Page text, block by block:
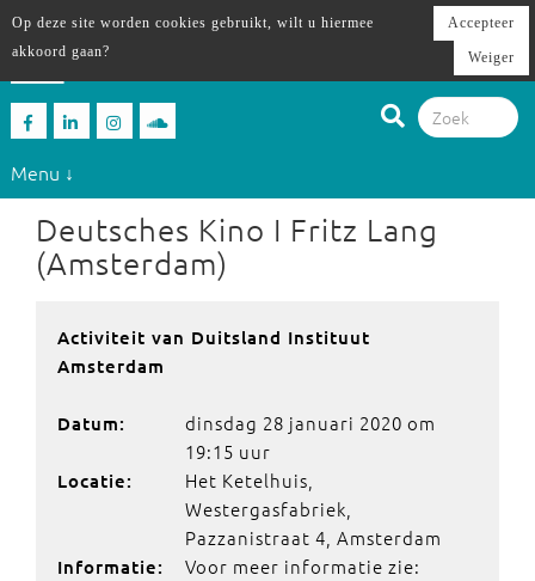
Menu ↓
Deutsches Kino I Fritz Lang
(Amsterdam)
Activiteit van Duitsland Instituut
Amsterdam
Datum:
dinsdag 28 januari 2020 om
19:15 uur
Locatie:
Het Ketelhuis,
Westergasfabriek,
Pazzanistraat 4, Amsterdam
Informatie:
Voor meer informatie zie:
Op deze site worden cookies gebruikt, wilt u hiermee
akkoord gaan?
Accepteer
Weiger